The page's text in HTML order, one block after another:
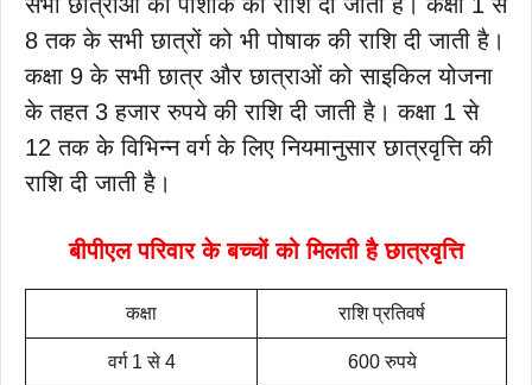
8 तक के सभी छात्रों को भी पोषाक की राशि दी जाती है।
कक्षा 9 के सभी छात्र और छात्राओं को साइकिल योजना
के तहत 3 हजार रुपये की राशि दी जाती है। कक्षा 1 से
12 तक के विभिन्न वर्ग के लिए नियमानुसार छात्रवृत्ति की
राशि दी जाती है।
बीपीएल परिवार के बच्चों को मिलती है छात्रवृत्ति
कक्षा राशि प्रतिवर्ष
वर्ग 1 से 4 600 रुपये